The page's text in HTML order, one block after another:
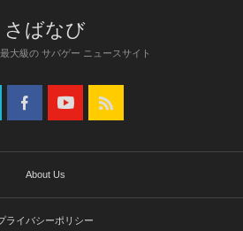
大級の サバゲー ニュースサイト
About Us
ライバシーポリシー